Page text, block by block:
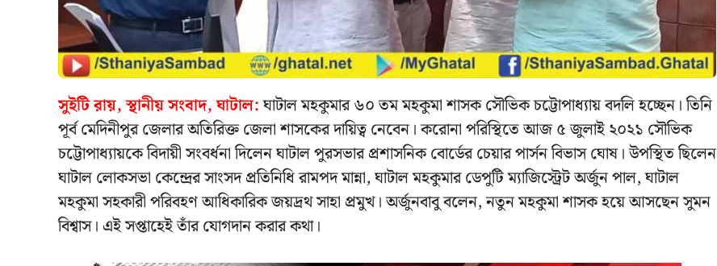
সুইটি রায়, স্থানীয় সংবাদ, ঘাটাল:ঘাটাল মহকুমার ৬০ তম মহকুমা শাসক সৌভিক চট্টোপাধ্যায় বদলি হচ্ছেন। তিনি
পূর্ব মেদিনীপুর জেলার অতিরিক্ত জেলা শাসকের দায়িত্ব নেবেন। করোনা পরিস্থিতে আজ ৫ জুলাই ২০২১ সৌভিক
চট্টোপাধ্যায়কে বিদায়ী সংবর্ধনা দিলেন ঘাটাল পুরসভার প্রশাসনিক বোর্ডের চেয়ার পার্সন বিভাস ঘোষ। উপস্থিত ছিলেন
ঘাটাল লোকসভা কেন্দ্রের সাংসদ প্রতিনিধি রামপদ মান্না, ঘাটাল মহকুমার ডেপুটি ম্যাজিস্ট্রেট অর্জুন পাল, ঘাটাল
মহকুমা সহকারী পরিবহণ আধিকারিক জয়দ্রথ সাহা প্রমুখ। অর্জুনবাবু বলেন, নতুন মহকুমা শাসক হয়ে আসছেন সুমন
বিশ্বাস। এই সপ্তাহেই তাঁর যোগদান করার কথা।